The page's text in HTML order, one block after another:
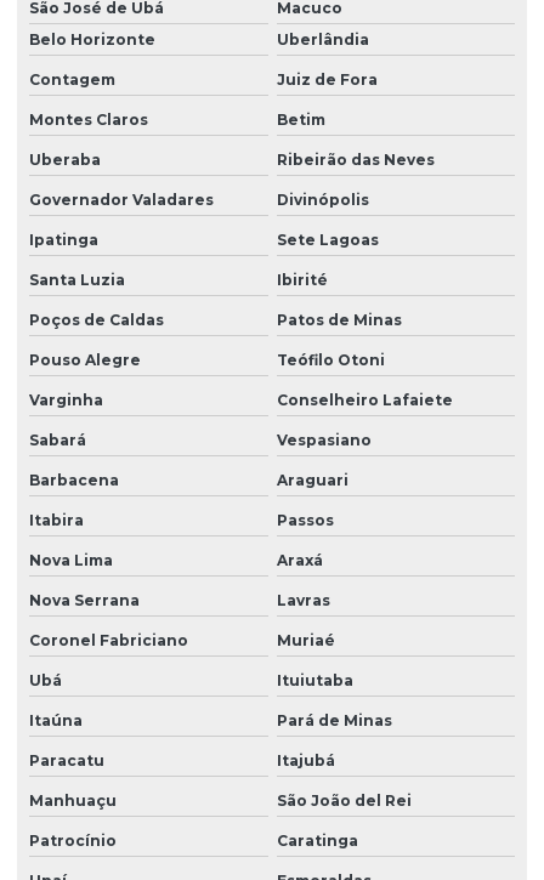
São José de Ubá
Macuco
Belo Horizonte
Uberlândia
Contagem Juiz de Fora
Montes Claros Betim
Uberaba Ribeirão das Neves
Governador Valadares Divinópolis
Ipatinga Sete Lagoas
Santa Luzia Ibirité
Poços de Caldas Patos de Minas
Pouso Alegre Teófilo Otoni
Varginha Conselheiro Lafaiete
Sabará Vespasiano
Barbacena Araguari
Itabira Passos
Nova Lima Araxá
Nova Serrana Lavras
Coronel Fabriciano Muriaé
Ubá Ituiutaba
Itaúna Pará de Minas
Paracatu Itajubá
Manhuaçu São João del Rei
Patrocínio Caratinga